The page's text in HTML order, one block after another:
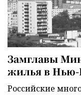
Замглавы
жилья в Нью-
Российские